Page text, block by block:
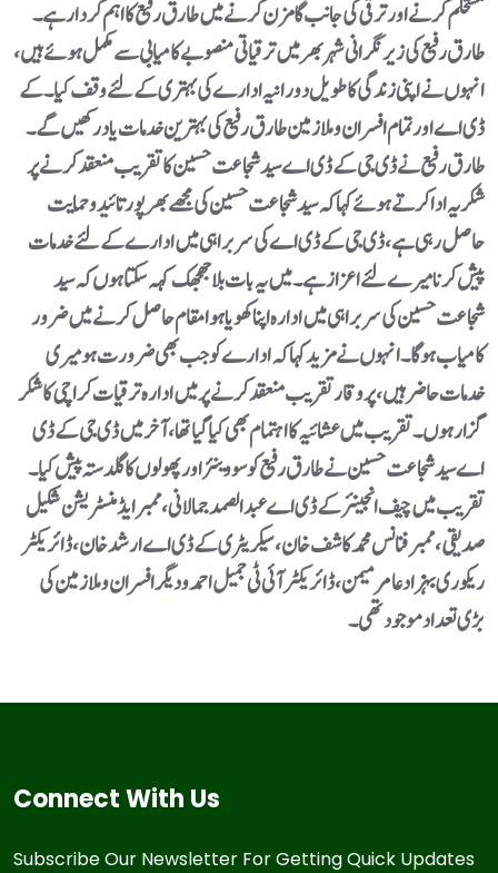
مستحکم کرنے اور ترقی کی جانب گامزن کرنے میں طارق رفیع کا اہم کردار ہے۔
طارق رفیع کی زیر نگرانی شہر بھر میں ترقیاتی منصوبے کامیابی سے مکمل ہوئے ہیں،
انہوں نے اپنی زندگی کا طویل دورانیہ ادارے کی بہتری کے لئے وقف کیا۔ کے
ڈی اے اور تمام افسران و ملازمین طارق رفیع کی بہترین خدمات یاد رکھیں گے۔
طارق رفیع نے ڈی جی کے ڈی اے سید شجاعت حسین کا تقریب منعقد کرنے پر
شکریہ ادا کرتے ہوئے کہاکہ سید شجاعت حسین کی مجھے بھرپور تائید و حمایت
حاصل رہی ہے، ڈی جی کے ڈی اے کی سربراہی میں ادارے کے لئے خدمات
پیش کرنا میرے لئے اعزاز ہے۔ میں یہ بات بلاجھجھک کہہ سکتا ہوں کہ سید
شجاعت حسین کی سربراہی میں ادارہ اپنا کھویا ہوا مقام حاصل کرنے میں ضرور
کامیاب ہوگا۔ انہوں نے مزید کہا کہ ادارے کو جب بھی ضرورت ہو میری
خدمات حاضر ہیں، پروقار تقریب منعقد کرنے پر میں ادارہ ترقیات کراچی کا شکر
گزار ہوں۔ تقریب میں عشائیہ کا اہتمام بھی کیا گیا تھا، آخرمیں ڈی جی کے ڈی
اے سید شجاعت حسین نے طارق رفیع کو سووینئراور پھولوں کا گلدستہ پیش کیا۔
تقریب میں چیف انجینئر کے ڈی اے عبدالصمد جمالانی، ممبر ایڈمنسٹریشن شکیل
صدیقی، ممبر فنانس محمد کاشف خان، سیکریٹری کے ڈی اے ارشد خان، ڈائریکٹر
ریکوری بہزاد عامر میمن، ڈائریکٹر آئی ٹی جمیل احمدو دیگر افسران و ملازمین کی
بڑی تعداد موجود تھی۔
Connect With Us
Subscribe Our Newsletter For Getting Quick Updates